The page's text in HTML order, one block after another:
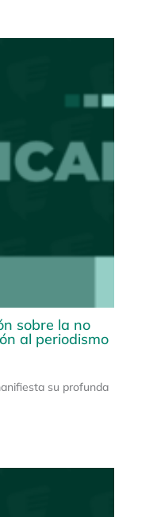
sobre la no
al periodismo
su profunda